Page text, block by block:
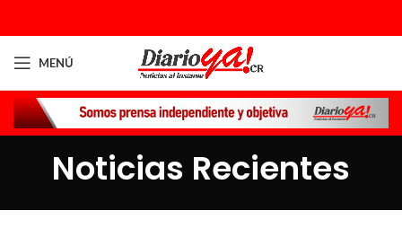
MENÚ
Noticias Recientes